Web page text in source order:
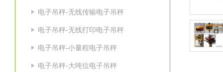
电子吊秤-无线传输电子吊秤
电子吊秤-无线打印电子吊秤
电子吊秤-小量程电子吊秤
电子吊秤-大吨位电子吊秤